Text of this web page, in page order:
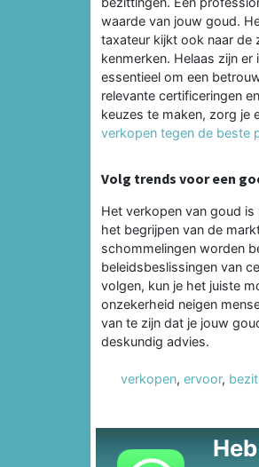
waarde van jouw goud.
taxateur kijkt ook naar de
kenmerken. Helaas zijn
essentieel om een
relevante certificeringen
keuzes te maken, zorg je
verkopen tegen de beste
Volg trends voor een
Het verkopen van goud is
het begrijpen van de
schommelingen worden
beleidsbeslissingen van
volgen, kun je het juiste
onzekerheid neigen
van te zijn dat je jouw
deskundig advies.
verkopen, ervoor, bezit